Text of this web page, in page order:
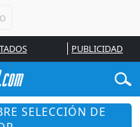
PUBLICIDAD
SELECCIÓN DE